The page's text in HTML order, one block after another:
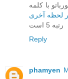
با کلمه
لحظه آخری
رتبه 5 است
Reply
phamyen